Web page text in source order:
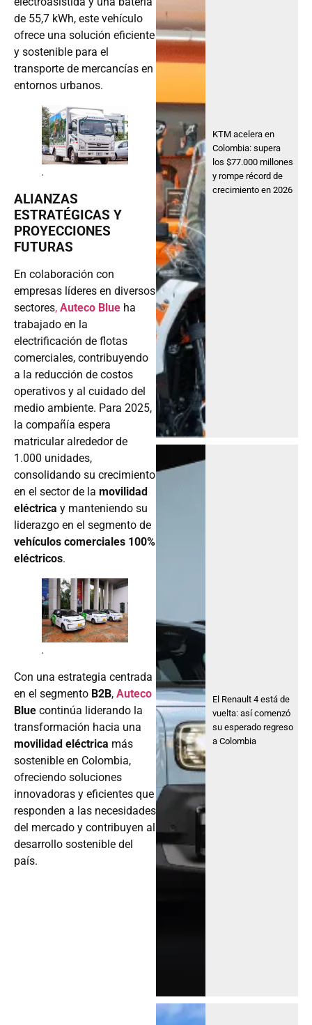
de 55,7 kWh, este vehículo
ofrece una solución eficiente
y sostenible para el
transporte de mercancías en
entornos urbanos.
.
ALIANZAS
ESTRATÉGICAS Y
PROYECCIONES
FUTURAS
En colaboración con
empresas líderes en diversos
sectores, Auteco Blue ha
trabajado en la
electrificación de flotas
comerciales, contribuyendo
a la reducción de costos
operativos y al cuidado del
medio ambiente. Para 2025,
la compañía espera
matricular alrededor de
1.000 unidades,
consolidando su crecimiento
en el sector de la movilidad
eléctrica y manteniendo su
liderazgo en el segmento de
vehículos comerciales 100%
eléctricos.
.
Con una estrategia centrada
en el segmento B2B, Auteco
Blue continúa liderando la
transformación hacia una
movilidad eléctrica más
sostenible en Colombia,
ofreciendo soluciones
innovadoras y eficientes que
responden a las necesidades
del mercado y contribuyen al
desarrollo sostenible del
país.
KTM acelera en
Colombia: supera
los $77.000 millones
y rompe récord de
crecimiento en 2026
El Renault 4 está de
vuelta: así comenzó
su esperado regreso
a Colombia